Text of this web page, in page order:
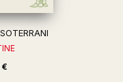
€